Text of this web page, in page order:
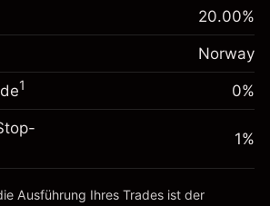
mit Hebelwirkung
~
der
0.001%
(NOK 0.10)
mit Hebelwirkung
~
20.00%
Norway
1 0%
1%
Ausführung Ihres Trades ist der